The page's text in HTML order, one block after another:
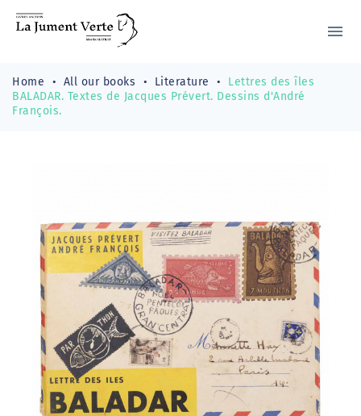
menu
Home All our books Literature
Lettres des îles
BALADAR. Textes de Jacques Prévert. Dessins d'André
François.